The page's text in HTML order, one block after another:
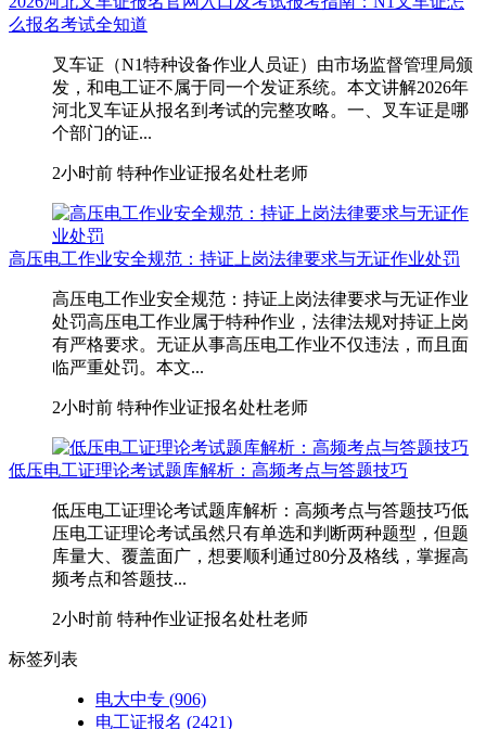
么报名考试全知道
叉车证（N1特种设备作业人员证）由市场监督管理局颁
发，和电工证不属于同一个发证系统。本文讲解2026年
河北叉车证从报名到考试的完整攻略。一、叉车证是哪
个部门的证...
2小时前 特种作业证报名处杜老师
高压电工作业安全规范：持证上岗法律要求与无证作业处罚
高压电工作业安全规范：持证上岗法律要求与无证作业
处罚高压电工作业属于特种作业，法律法规对持证上岗
有严格要求。无证从事高压电工作业不仅违法，而且面
临严重处罚。本文...
2小时前 特种作业证报名处杜老师
低压电工证理论考试题库解析：高频考点与答题技巧
低压电工证理论考试题库解析：高频考点与答题技巧低
压电工证理论考试虽然只有单选和判断两种题型，但题
库量大、覆盖面广，想要顺利通过80分及格线，掌握高
频考点和答题技...
2小时前 特种作业证报名处杜老师
标签列表
电大中专 (906)
电工证报名 (2421)